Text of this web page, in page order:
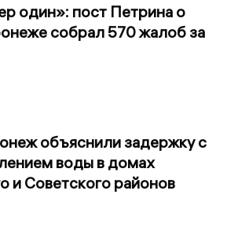
один»: пост Петрина о
собрал 570 жалоб за
объяснили задержку с
воды в домах
и Советского районов